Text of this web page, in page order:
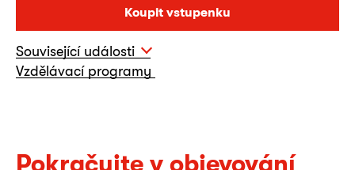
Koupit vstupenku
Související události
Vzdělávací programy
Pokračujte v objevování